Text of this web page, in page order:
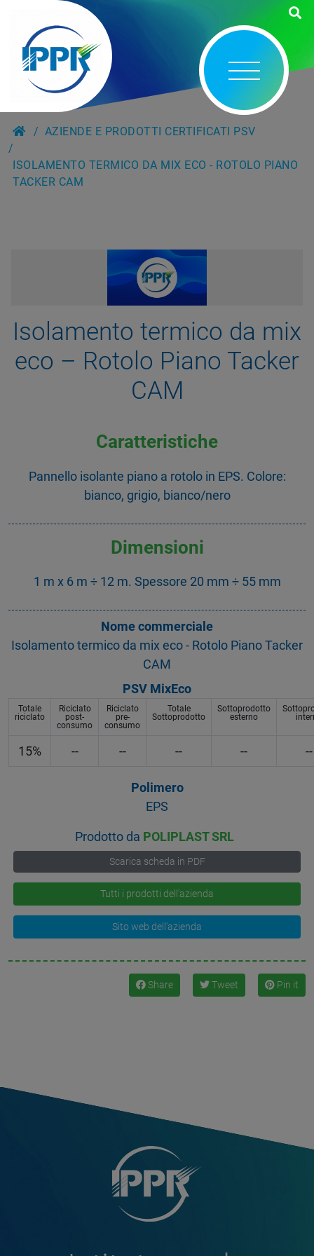
AZIENDE E PRODOTTI CERTIFICATI PSV
ISOLAMENTO TERMICO DA MIX ECO - ROTOLO PIANO
TACKER CAM
Isolamento termico da mix
eco – Rotolo Piano Tacker
CAM
Caratteristiche
Pannello isolante piano a rotolo in EPS. Colore:
bianco, grigio, bianco/nero
Dimensioni
1 m x 6 m ÷ 12 m. Spessore 20 mm ÷ 55 mm
Nome commerciale
Isolamento termico da mix eco - Rotolo Piano Tacker
CAM
PSV MixEco
Totale
riciclato
Riciclato
post-
consumo
Riciclato
pre-
consumo
Totale
Sottoprodotto
Sottoprodotto
esterno
15% -- -- -- -- --
Polimero
EPS
Prodotto da POLIPLAST SRL
Scarica scheda in PDF
Tutti i prodotti dell'azienda
Sito web dell'azienda
Share Tweet Pin it